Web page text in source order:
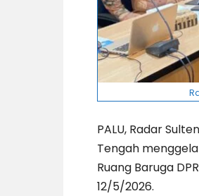
PALU, Radar
Tengah
Ruang Baruga
12/5/2026.